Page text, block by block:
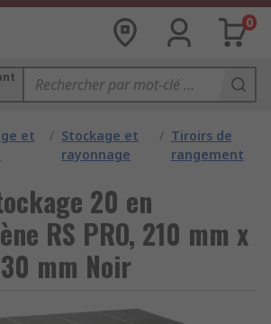
0
et
/ Stockage et
rayonnage
/ Tiroirs de
rangement
20 en
RS PRO, 210 mm x
mm Noir